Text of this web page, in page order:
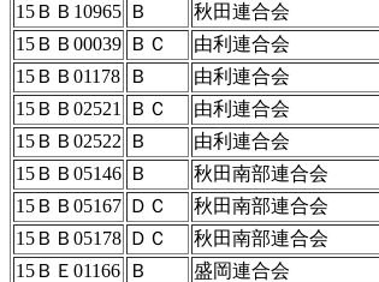
15ＢＢ10965 Ｂ
秋田連合会
15ＢＢ00039 ＢＣ
由利連合会
15ＢＢ01178
Ｂ
由利連合会
15ＢＢ02521
ＢＣ
由利連合会
15ＢＢ02522
Ｂ
由利連合会
15ＢＢ05146 Ｂ
秋田南部連合会
15ＢＢ05167 ＤＣ
秋田南部連合会
15ＢＢ05178 ＤＣ
秋田南部連合会
15ＢＥ01166
Ｂ
盛岡連合会